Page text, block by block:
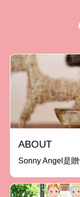
ABOUT
Sonny Angel是